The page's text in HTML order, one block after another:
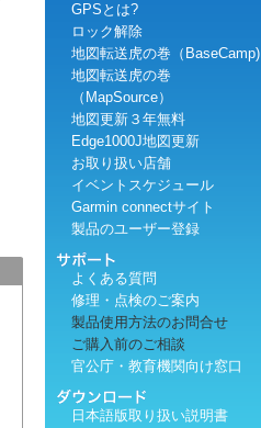
GPSとは?
ロック解除
地図転送虎の巻（BaseCamp)
地図転送虎の巻
（MapSource）
地図更新３年無料
Edge1000J地図更新
お取り扱い店舗
イベントスケジュール
Garmin connectサイト
製品のユーザー登録
よくある質問
修理・点検のご案内
製品使用方法のお問合せ
ご購入前のご相談
官公庁・教育機関向け窓口
日本語版取り扱い説明書